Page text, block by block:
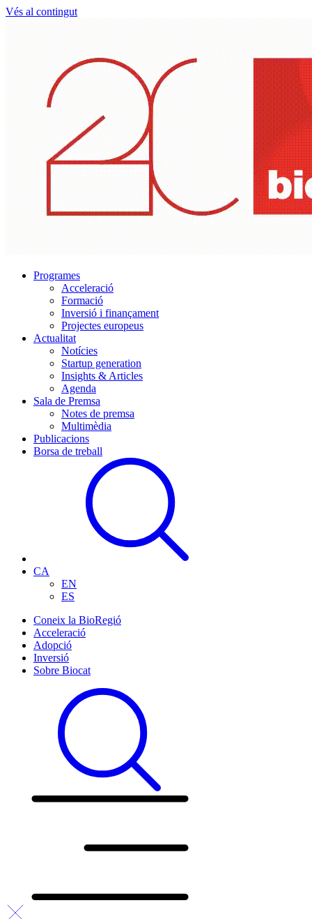
Vés al contingut
Programes
Acceleració
Formació
Inversió i finançament
Projectes europeus
Actualitat
Notícies
Startup generation
Insights & Articles
Agenda
Sala de Premsa
Notes de premsa
Multimèdia
Publicacions
Borsa de treball
CA
EN
ES
Coneix la BioRegió
Acceleració
Adopció
Inversió
Sobre Biocat